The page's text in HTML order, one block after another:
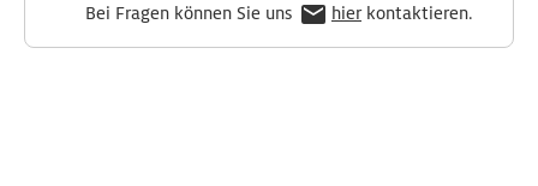
Bei Fragen können Sie uns hierkontaktieren.